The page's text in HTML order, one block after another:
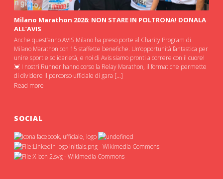
Milano Marathon 2026: NON STARE IN POLTRONA! DONALA
ALL’AVIS
Anche quest’anno AVIS Milano ha preso porte al Charity Program di
Milano Marathon con 15 staffette benefiche. Un’opportunità fantastica per
unire sport e solidarietà, e noi di Avis siamo pronti a correre con il cuore!
💓 I nostri Runner hanno corso la Relay Marathon, il format che permette
di dividere il percorso ufficiale di gara […]
Read more
SOCIAL